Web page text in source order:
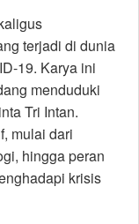
terjadi di dunia
19. Karya ini
menduduki
Tri Intan.
mulai dari
hingga peran
krisis